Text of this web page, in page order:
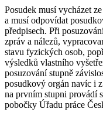
Posudek musí vycházet
a musí odpovídat
předpisech. Při
zpráv a nálezů,
stavu fyzických osob,
výsledků vlastního
posuzování stupně
posudkový orgán navíc i
na prvním stupni provádí
pobočky Úřadu práce